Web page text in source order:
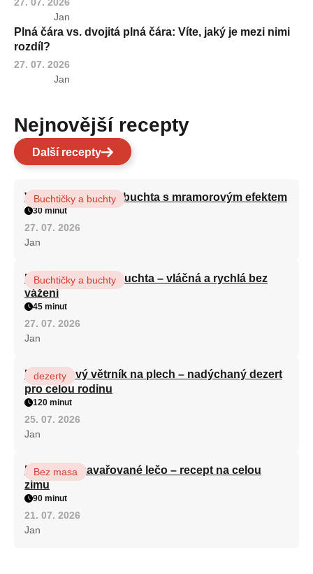
Jan
Plná čára vs. dvojitá plná čára: Víte, jaký je mezi nimi
rozdíl?
27. 07. 2026
Jan
Nejnovější recepty
Další recepty
Vláčná olejová litá buchta s mramorovým efektem
Buchtičky a buchty
30 minut
27. 07. 2026
Jan
Hrnková maková buchta – vláčná a rychlá bez
vážení
Buchtičky a buchty
45 minut
27. 07. 2026
Jan
Karamelový větrník na plech – nadýchaný dezert
pro celou rodinu
dezerty
120 minut
25. 07. 2026
Jan
Babiččino zavařované lečo – recept na celou
zimu
Bez masa
90 minut
21. 07. 2026
Jan